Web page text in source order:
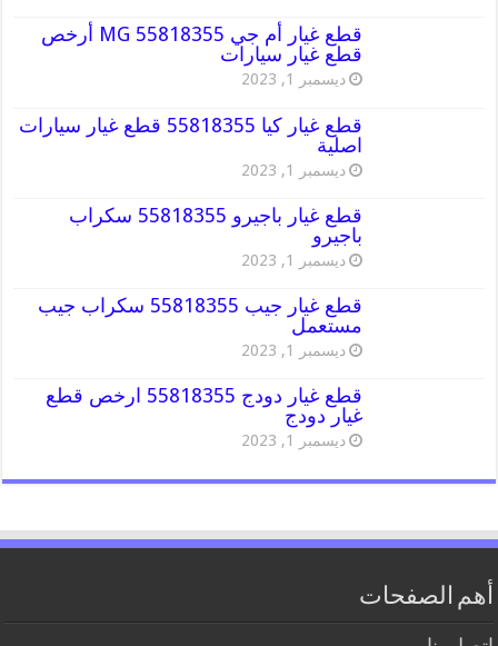
قطع غيار أم جي MG 55818355 أرخص
قطع غيار سيارات
ديسمبر 1, 2023
قطع غيار كيا 55818355 قطع غيار سيارات
اصلية
ديسمبر 1, 2023
قطع غيار باجيرو 55818355 سكراب
باجيرو
ديسمبر 1, 2023
قطع غيار جيب 55818355 سكراب جيب
مستعمل
ديسمبر 1, 2023
قطع غيار دودج 55818355 ارخص قطع
غيار دودج
ديسمبر 1, 2023
أهم الصفحات